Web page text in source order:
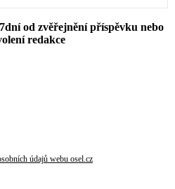
od zvěřejnění příspěvku nebo
redakce
údajů webu osel.cz